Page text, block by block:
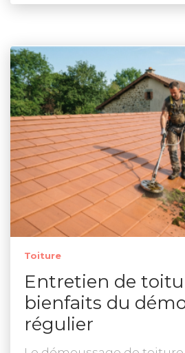
Toiture
Entretien de
bienfaits du
régulier